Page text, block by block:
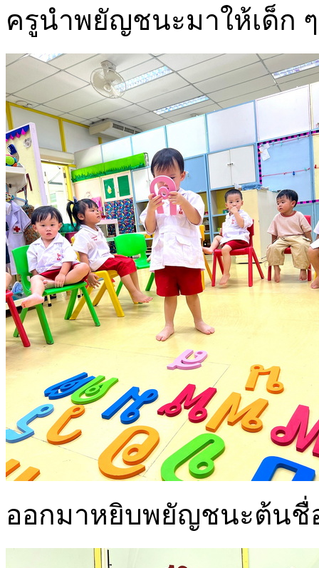
ครูนำพยัญชนะมาให้เด็ก
ออกมาหยิบพยัญชนะต้นชื่